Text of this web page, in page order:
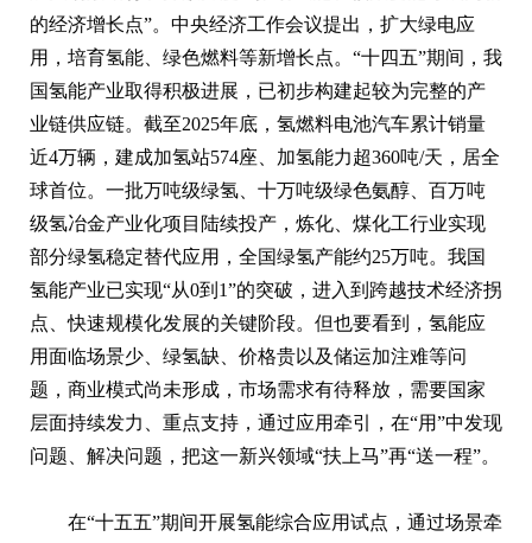
的经济增长点”。中央经济工作会议提出，扩大绿电应
用，培育氢能、绿色燃料等新增长点。“十四五”期间，我
国氢能产业取得积极进展，已初步构建起较为完整的产
业链供应链。截至2025年底，氢燃料电池汽车累计销量
近4万辆，建成加氢站574座、加氢能力超360吨/天，居全
球首位。一批万吨级绿氢、十万吨级绿色氨醇、百万吨
级氢冶金产业化项目陆续投产，炼化、煤化工行业实现
部分绿氢稳定替代应用，全国绿氢产能约25万吨。我国
氢能产业已实现“从0到1”的突破，进入到跨越技术经济拐
点、快速规模化发展的关键阶段。但也要看到，氢能应
用面临场景少、绿氢缺、价格贵以及储运加注难等问
题，商业模式尚未形成，市场需求有待释放，需要国家
层面持续发力、重点支持，通过应用牵引，在“用”中发现
问题、解决问题，把这一新兴领域“扶上马”再“送一程”。
在“十五五”期间开展氢能综合应用试点，通过场景牵